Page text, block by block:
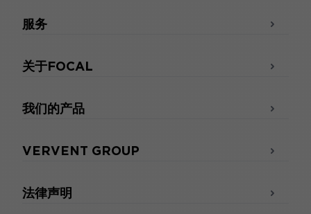
服务
关于FOCAL
我们的产品
VERVENT GROUP
法律声明